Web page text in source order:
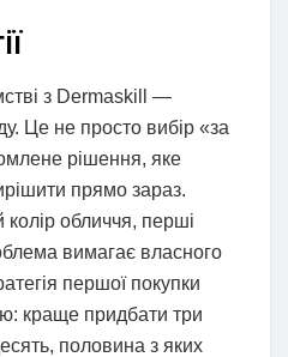
з Dermaskill —
Це не просто вибір «за
рішення, яке
прямо зараз.
колір обличчя, перші
вимагає власного
першої покупки
краще придбати три
половина з яких